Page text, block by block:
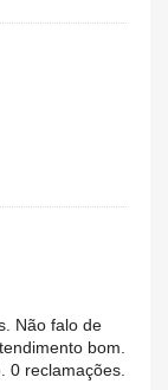
Não falo de
bom.
0 reclamações.